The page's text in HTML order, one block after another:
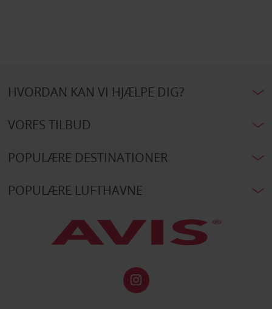
HVORDAN KAN VI HJÆLPE DIG?
VORES TILBUD
POPULÆRE DESTINATIONER
POPULÆRE LUFTHAVNE